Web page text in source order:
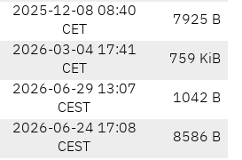
2025-12-08 08:40
CET
7925 B
2026-03-04 17:41
CET
759 KiB
2026-06-29 13:07
CEST
1042 B
2026-06-24 17:08
CEST
8586 B